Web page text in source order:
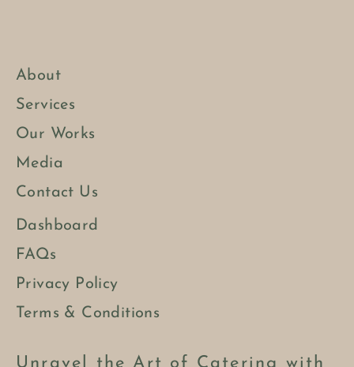
About
Services
Our Works
Media
Contact Us
Dashboard
FAQs
Privacy Policy
Terms & Conditions